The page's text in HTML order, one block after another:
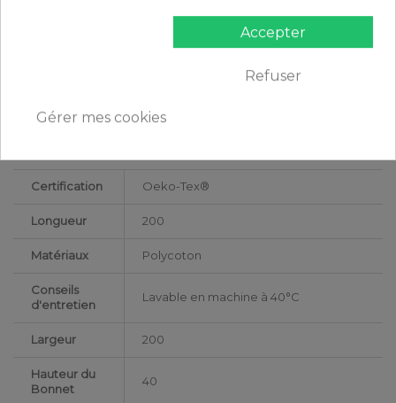
180 x 200 cm : 2 personnes
Certification Oeko-Tex®
Longueur 200
Matériaux Polycoton
Conseils
d'entretien
Lavable en machine à 40°C
Largeur 200
Hauteur du
Bonnet
40
Accepter
Refuser
Gérer mes cookies